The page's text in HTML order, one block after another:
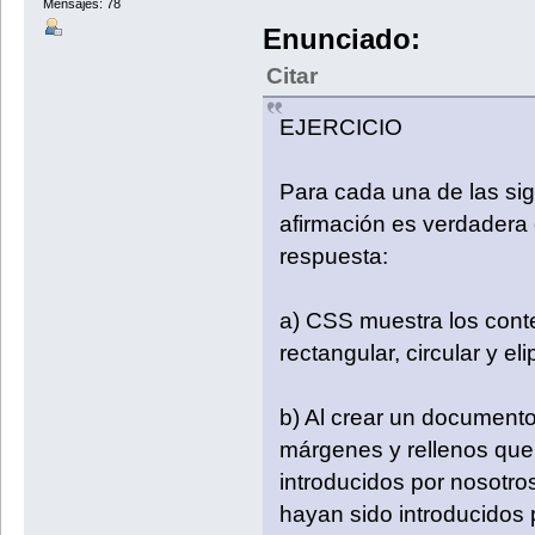
Mensajes: 78
Enunciado:
Citar
EJERCICIO
Para cada una de las
afirmación es
respuesta:
a) CSS muestra los
rectangular, circular y
b) Al crear un
márgenes y rellenos
introducidos por
hayan sido